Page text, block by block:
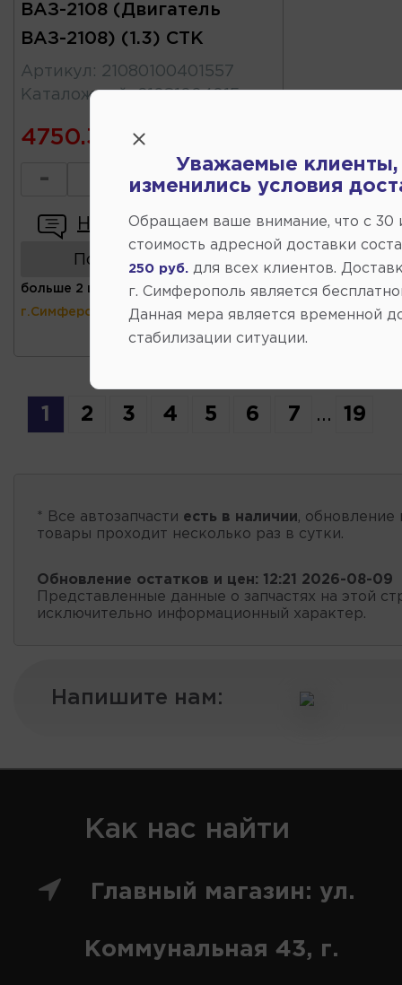
ВАЗ-2108 (Двигатель
ВАЗ-2108) (1.3) СТК
Артикул : 21080100401557
Каталожный
4750.30
- +
Написать отзыв
Показать аналоги
больше 2 шт (ул.Коммунальная 43,
г.Симферополь)
1 2 3 4 5 6 7 ... 19
* Все автозапчасти есть в наличии, обновление
товары проходит несколько раз в сутки.
Обновление остатков и цен: 12:21 2026-08-09
Представленные данные о запчастях на этой
исключительно информационный характер.
Напишите нам:
Как нас найти
Главный магазин: ул.
Коммунальная 43, г.
Уважаемые клиенты,
изменились условия
Обращаем ваше внимание, что c 30
стоимость адресной доставки
250 руб. для всех клиентов.
г. Симферополь является
Данная мера является временной
стабилизации ситуации.